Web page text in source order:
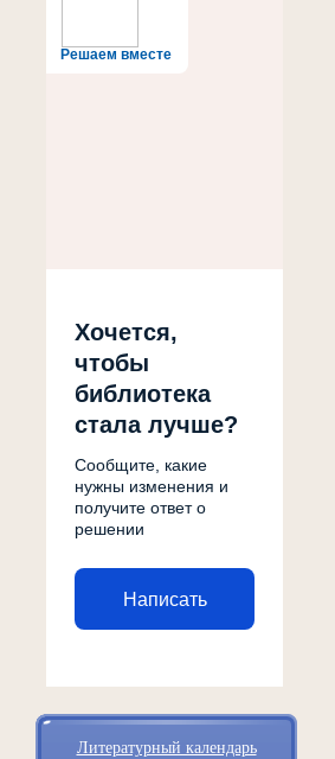
Решаем вместе
Хочется,
чтобы
библиотека
стала лучше?
Сообщите, какие
нужны изменения и
получите ответ о
решении
Написать
Литературный календарь